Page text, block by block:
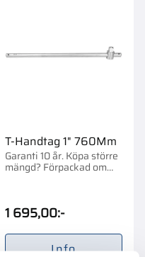
T-Handtag 1" 760Mm
Garanti 10 år. Köpa större
mängd? Förpackad om
1/3/6 st.
1 695,00:-
Info